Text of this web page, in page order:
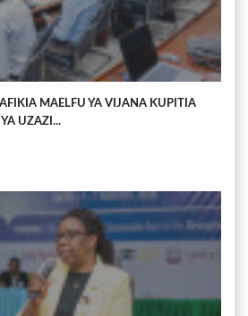
MAELFU YA VIJANA KUPITIA
UZAZI...